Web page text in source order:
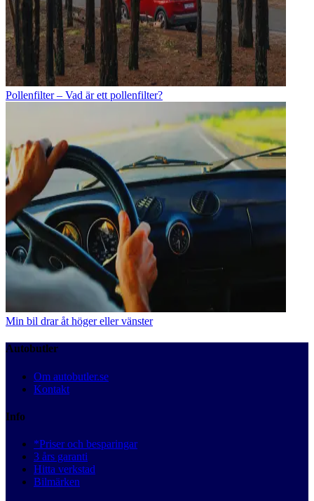
Pollenfilter – Vad är ett pollenfilter?
Min bil drar åt höger eller vänster
Autobutler
Om autobutler.se
Kontakt
Info
*Priser och besparingar
3 års garanti
Hitta verkstad
Bilmärken